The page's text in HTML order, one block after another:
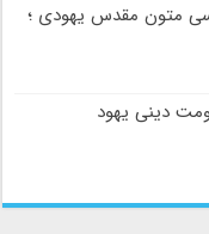
متون مقدس یهودی ؛
دینی یهود